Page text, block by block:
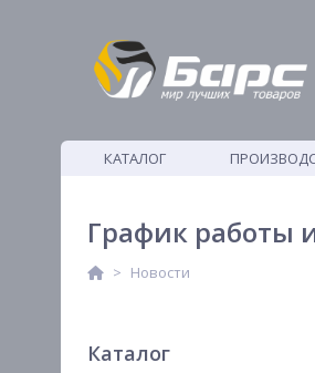
КАТАЛОГ
График работы
Новости
Каталог